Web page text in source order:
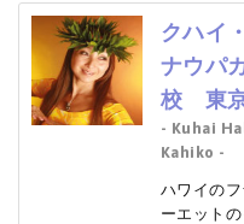
クハイ
ナウパ
校 東
- Kuhai
Kahiko -
ハワイの
ーエット